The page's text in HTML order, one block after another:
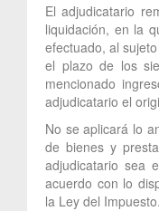
El adjudicatario
liquidación, en la
efectuado, al
el plazo de los
mencionado
adjudicatario el
No se aplicará lo
de bienes y
adjudicatario sea
acuerdo con lo
la Ley del Impuesto.